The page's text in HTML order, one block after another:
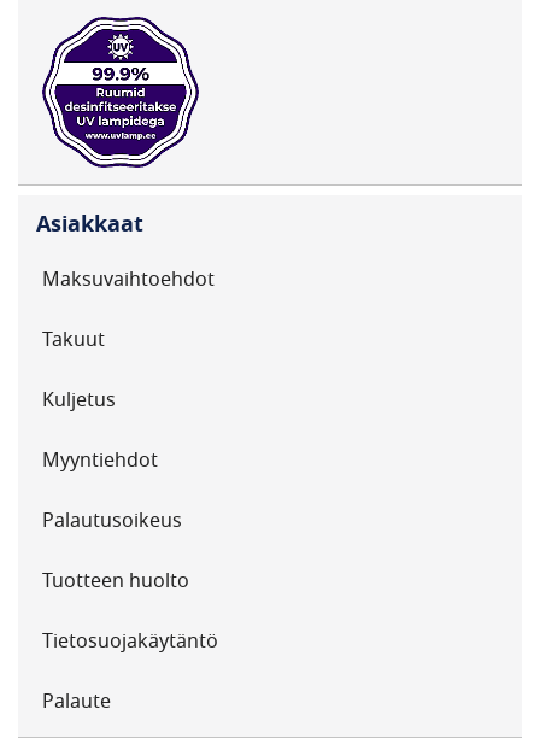
Asiakkaat
Maksuvaihtoehdot
Takuut
Kuljetus
Myyntiehdot
Palautusoikeus
Tuotteen huolto
Tietosuojakäytäntö
Palaute